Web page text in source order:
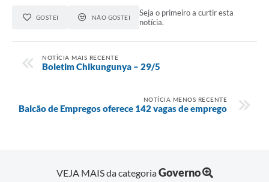
GOSTEI NÃO GOSTEI
Seja o primeiro a curtir esta
notícia.
NOTÍCIA MAIS RECENTE
Boletim Chikungunya – 29/5
NOTÍCIA MENOS RECENTE
Balcão de Empregos oferece 142 vagas de emprego
VEJA MAIS da categoriaGoverno